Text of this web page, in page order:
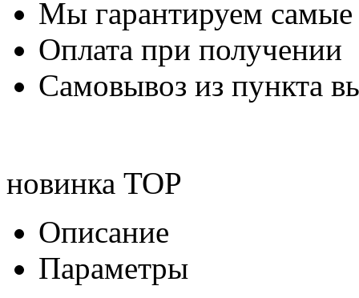
Мы гарантируем
Оплата при получении
Самовывоз из пункта
новинка TOP
Описание
Параметры